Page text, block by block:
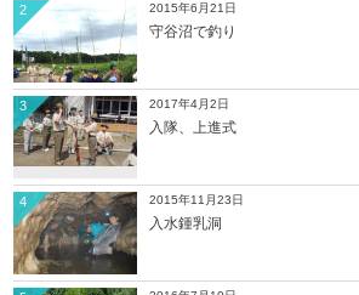
2015年6月21日
守谷沼で釣り
2
2017年4月2日
入隊、上進式
3
2015年11月23日
入水鍾乳洞
4